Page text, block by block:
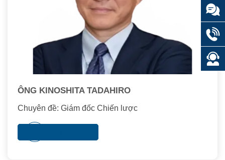
ÔNG KINOSHITA TADAHIRO
Chuyên đề: Giám đốc Chiến lược